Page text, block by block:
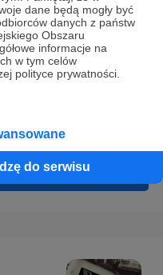
dane będą mogły być
danych z państw
Obszaru
informacje na
w tym celów
polityce prywatności.
do serwisu
drogą elektroniczną
Opcja ta może zostać
się i przejdź dalej